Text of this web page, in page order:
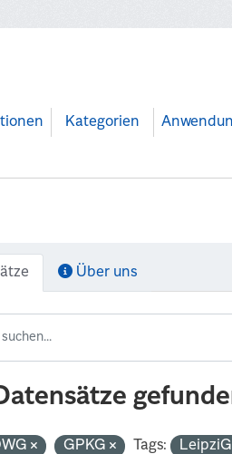
Kategorien
Über uns
GPKG Tags: